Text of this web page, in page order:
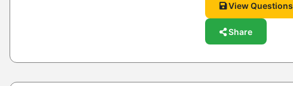
View Questions
Share